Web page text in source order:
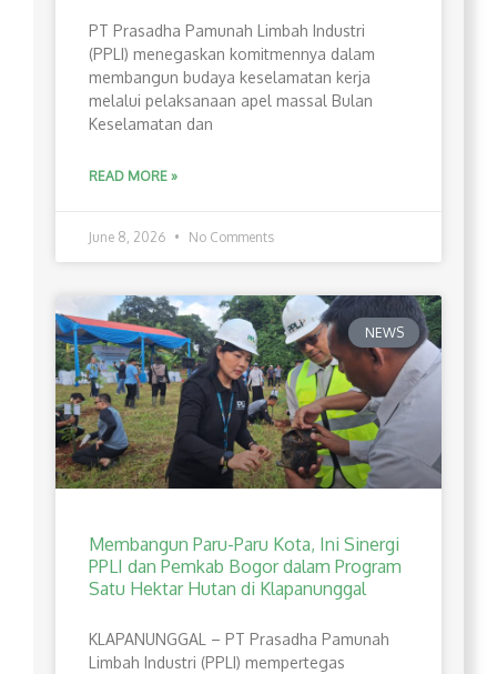
PT Prasadha Pamunah Limbah Industri
(PPLI) menegaskan komitmennya dalam
membangun budaya keselamatan kerja
melalui pelaksanaan apel massal Bulan
Keselamatan dan
READ MORE »
June 8, 2026 No Comments
NEWS
Membangun Paru-Paru Kota, Ini Sinergi
PPLI dan Pemkab Bogor dalam Program
Satu Hektar Hutan di Klapanunggal
​KLAPANUNGGAL – PT Prasadha Pamunah
Limbah Industri (PPLI) mempertegas